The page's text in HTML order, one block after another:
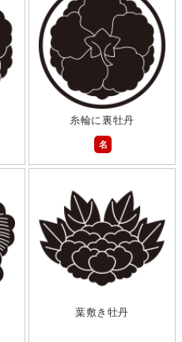
糸輪に裏牡丹
名
葉敷き牡丹